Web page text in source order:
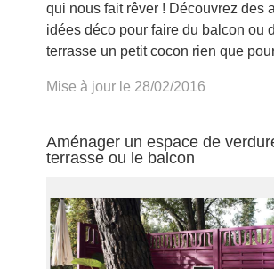
qui nous fait rêver ! Découvrez des
idées déco pour faire du balcon ou
terrasse un petit cocon rien que
Mise à jour le 28/02/2016
Aménager un espace de
terrasse ou le balcon